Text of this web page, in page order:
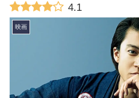
4.1
映画